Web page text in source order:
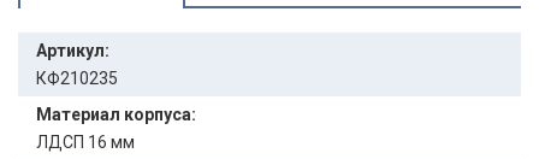
Артикул:
КФ210235
Материал корпуса:
ЛДСП 16 мм